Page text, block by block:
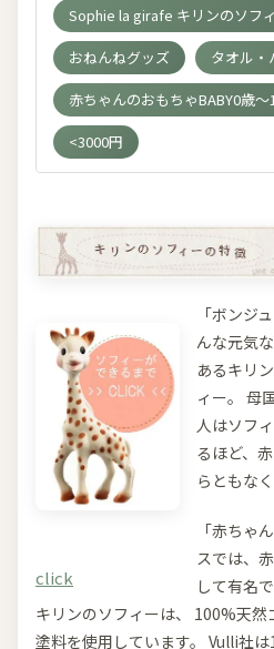
Sophie la girafe キリンのソフ
おねんねグッズ
タオル・
赤ちゃんのおもちゃBABY0歳～
<3000円
click
「ボンジ
んな元気
あるキリ
ィー。 母
人はソフ
るほど、
らともな
「赤ちゃ
スでは、
して有名で
キリンのソフィーは、 100%天然
塗料を使用しています。 Vulli社